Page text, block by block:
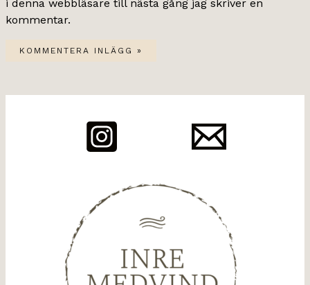
i denna webbläsare till nästa gång jag skriver en
kommentar.